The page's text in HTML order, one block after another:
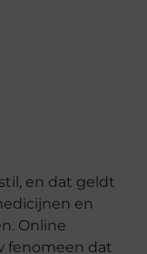
en dat geldt
en
Online
fenomeen dat